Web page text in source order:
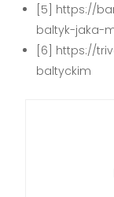
[5] https://
baltyk-jaka-
[6] https://
baltyckim